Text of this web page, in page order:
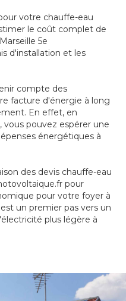
votre chauffe-eau
le coût complet de
5e
d'installation et les
compte des
facture d'énergie à long
En effet, en
vous pouvez espérer une
énergétiques à
des devis chauffe-eau
pour
pour votre foyer à
un premier pas vers un
plus légère à